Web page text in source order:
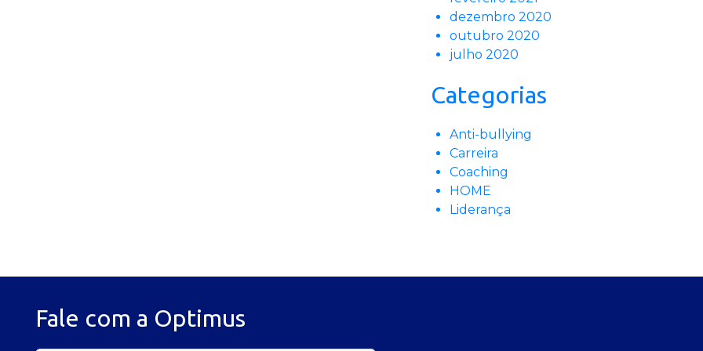
dezembro 2020
outubro 2020
julho 2020
Categorias
Anti-bullying
Carreira
Coaching
HOME
Liderança
Fale com a Optimus